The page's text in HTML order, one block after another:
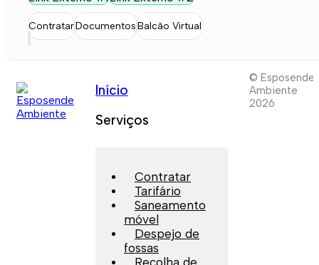
ContratarDocumentosBalcão Virtual
Início
Serviços
Contratar
Tarifário
Saneamento
móvel
Despejo de
fossas
Recolha de
© Esposende
Ambiente
2026